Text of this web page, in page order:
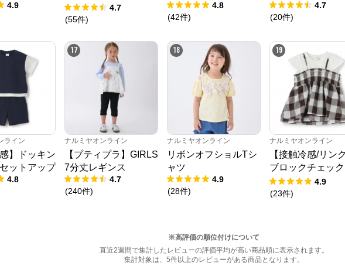
4.9
ニック
4.7
(55件)
4.8
(42件)
4.7
(20件)
ライン
】ドッキン
ットアップ
4.8
17
ナルミヤオンライン
【プティプラ】GIRLS
7分丈レギンス
4.7
(240件)
18
ナルミヤオンライン
リボンオフショルTシ
ャツ
4.9
(28件)
19
ナルミヤオンライン
【接触冷感/リンク
ブロックチェッ
キングTシャツ
4.9
(23件)
※高評価の順位付けについて
直近2週間で集計したレビューの評価平均が高い商品順に表示されます。
集計対象は、5件以上のレビューがある商品となります。